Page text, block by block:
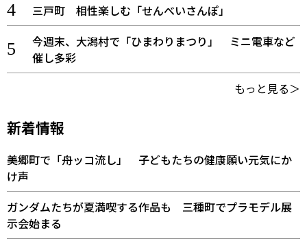
三戸町 相性楽しむ「せんべいさんぽ」
今週末、大潟村で「ひまわりまつり」 ミニ電車など
催し多彩
もっと見る＞
新着情報
美郷町で「舟ッコ流し」 子どもたちの健康願い元気にか
け声
ガンダムたちが夏満喫する作品も 三種町でプラモデル展
示会始まる